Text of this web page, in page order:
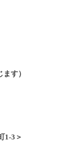
す）
1-3＞